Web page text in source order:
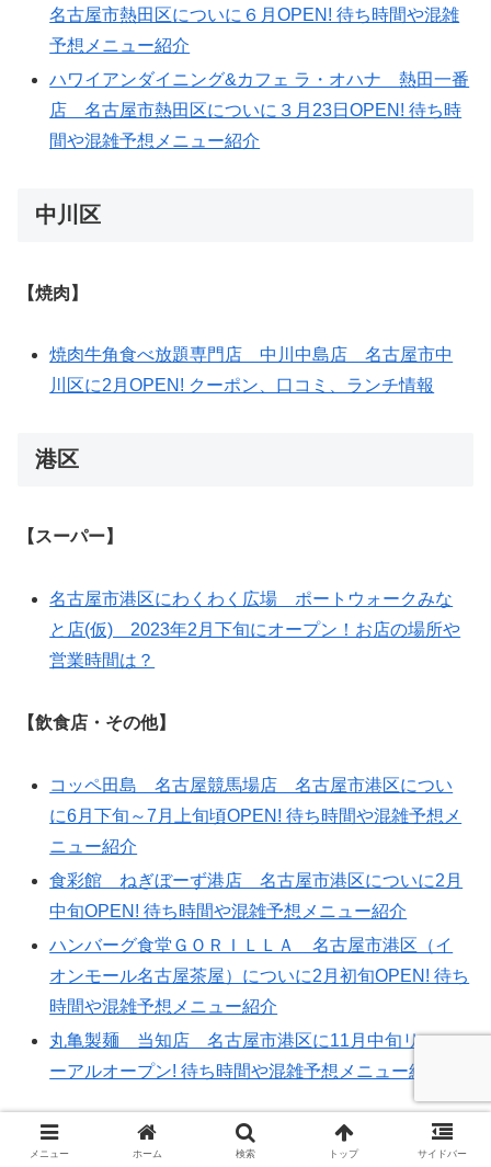
名古屋市熱田区についに６月OPEN! 待ち時間や混雑
予想メニュー紹介
ハワイアンダイニング&カフェ ラ・オハナ 熱田一番
店 名古屋市熱田区についに３月23日OPEN! 待ち時
間や混雑予想メニュー紹介
中川区
【焼肉】
焼肉牛角食べ放題専門店 中川中島店 名古屋市中
川区に2月OPEN! クーポン、口コミ、ランチ情報
港区
【スーパー】
名古屋市港区にわくわく広場 ポートウォークみな
と店(仮) 2023年2月下旬にオープン！お店の場所や
営業時間は？
【飲食店・その他】
コッペ田島 名古屋競馬場店 名古屋市港区につい
に6月下旬～7月上旬頃OPEN! 待ち時間や混雑予想メ
ニュー紹介
食彩館 ねぎぼーず港店 名古屋市港区についに2月
中旬OPEN! 待ち時間や混雑予想メニュー紹介
ハンバーグ食堂ＧＯＲＩＬＬＡ 名古屋市港区（イ
オンモール名古屋茶屋）についに2月初旬OPEN! 待ち
時間や混雑予想メニュー紹介
丸亀製麺 当知店 名古屋市港区に11月中旬リニュ
ーアルオープン! 待ち時間や混雑予想メニュー紹介
南区
メニュー ホーム 検索 トップ サイドバー